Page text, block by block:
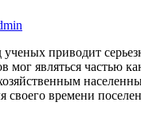
приводит
являться частью
своего времени